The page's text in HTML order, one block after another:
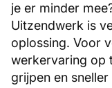
je er minder
Uitzendwerk is
oplossing. Voor
werkervaring op
grijpen en